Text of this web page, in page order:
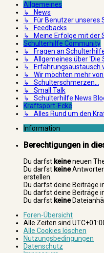
Allgemeines
↳ News
↳ Für Benutzer unseres
↳ Feedbacks
↳ Meine Erfolge mit der
Schulterhilfe Community
↳ Fragen an
↳ Allgemeines über 'Die
↳ Erfahrungsaustausch
↳ Wir möchten mehr von
↳ Schulterschmerzen...
↳ Small Talk
↳ Schulterhilfe News
Kraftsport-Ecke
↳ Alles Rund um den
Information
Berechtigungen in
Du darfst keineneuen
Du darfst keine
erstellen.
Du darfst deine Beiträge
Du darfst deine Beiträge
Du darfst keine
Foren-Übersicht
Alle Zeiten sind
Alle Cookies löschen
Nutzungsbedingungen
Datenschutz